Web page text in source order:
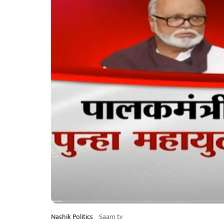
Nashik Politics Saam tv